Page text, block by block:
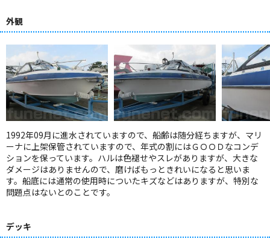
外観
1992年09月に進水されていますので、船齢は随分経ちますが、マリ
ーナに上架保管されていますので、年式の割にはＧＯＯＤなコンデ
ションを保っています。ハルは色褪せやスレがありますが、大きな
ダメージはありませんので、磨けばもっときれいになると思いま
す。船底には通常の使用時についたキズなどはありますが、特別な
問題点はないとのことです。
デッキ